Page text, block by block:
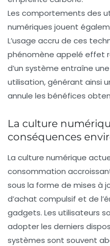
Les comportements des
numériques jouent
L’usage accru de ces
phénomène appelé effet
d’un système entraîne une
utilisation, générant ainsi
annule les bénéfices
La culture
conséquences
La culture numérique
consommation
sous la forme de mises à
d’achat compulsif et de
gadgets. Les utilisateurs
adopter les derniers
systèmes sont souvent